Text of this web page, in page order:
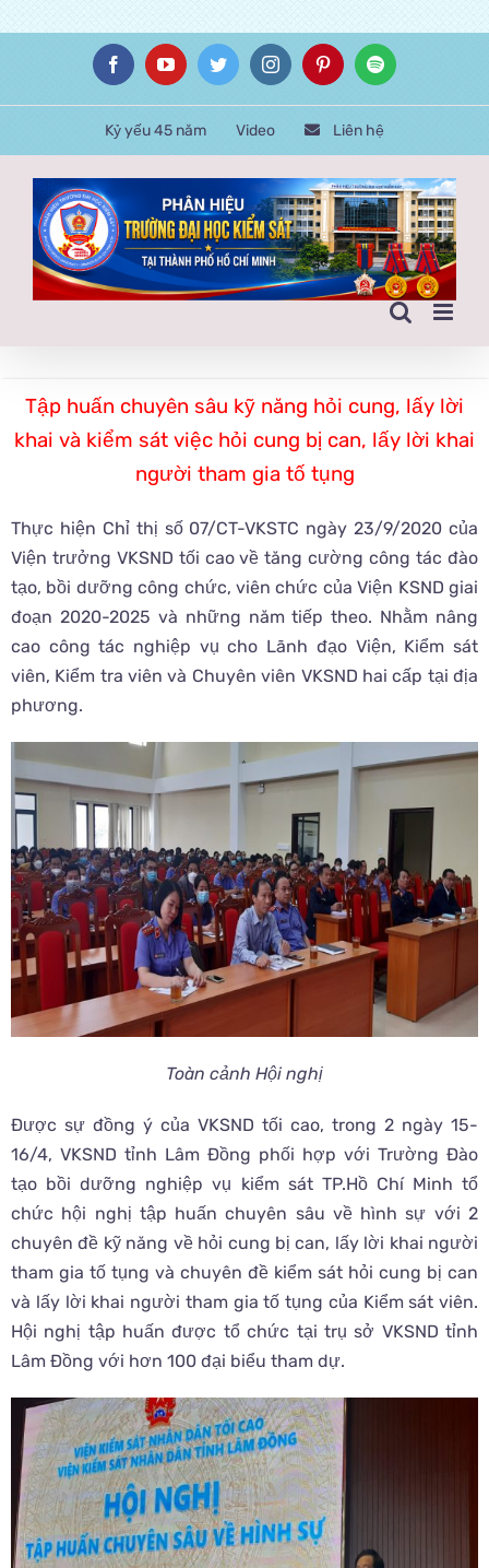
content
FacebookYouTubeTwitterInstagramPinterestSpotify
Kỷ yếu 45 năm Video Liên hệ
Tập huấn chuyên sâu kỹ năng hỏi cung, lấy lời
khai và kiểm sát việc hỏi cung bị can, lấy lời khai
người tham gia tố tụng
Thực hiện Chỉ thị số 07/CT-VKSTC ngày 23/9/2020 của
Viện trưởng VKSND tối cao về tăng cường công tác đào
tạo, bồi dưỡng công chức, viên chức của Viện KSND giai
đoạn 2020-2025 và những năm tiếp theo. Nhằm nâng
cao công tác nghiệp vụ cho Lãnh đạo Viện, Kiểm sát
viên, Kiểm tra viên và Chuyên viên VKSND hai cấp tại địa
phương.
Toàn cảnh Hội nghị
Được sự đồng ý của VKSND tối cao, trong 2 ngày 15-
16/4, VKSND tỉnh Lâm Đồng phối hợp với Trường Đào
tạo bồi dưỡng nghiệp vụ kiểm sát TP.Hồ Chí Minh tổ
chức hội nghị tập huấn chuyên sâu về hình sự với 2
chuyên đề kỹ năng về hỏi cung bị can, lấy lời khai người
tham gia tố tụng và chuyên đề kiểm sát hỏi cung bị can
và lấy lời khai người tham gia tố tụng của Kiểm sát viên.
Hội nghị tập huấn được tổ chức tại trụ sở VKSND tỉnh
Lâm Đồng với hơn 100 đại biểu tham dự.